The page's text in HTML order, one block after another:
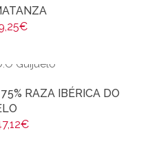
€
RAZA IBÉRICA DO
€